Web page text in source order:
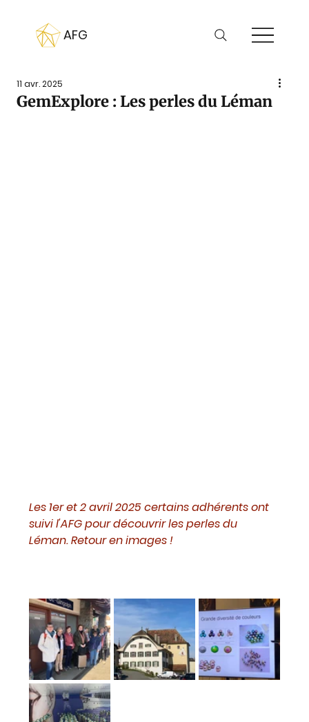
AFG
GemExplore : Les perles du Léman
11 avr. 2025
Les 1er et 2 avril 2025 certains adhérents ont
suivi l'AFG pour découvrir les perles du
Léman. Retour en images !